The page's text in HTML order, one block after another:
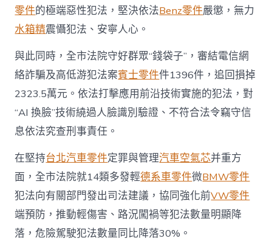
零件的極端惡性犯法，堅決依法Benz零件嚴懲，無力
水箱精震懾犯法、安寧人心。
與此同時，全市法院守好群眾“錢袋子”，審結電信網
絡詐騙及高低游犯法案賓士零件件1396件，追回損掉
2323.5萬元。依法打擊應用前沿技術實施的犯法，對
“AI 換臉”技術繞過人臉識別驗證、不符合法令竊守信
息依法究查刑事責任。
在堅持台北汽車零件定罪與管理汽車空氣芯并重方
面，全市法院就14類多發輕德系車零件微BMW零件
犯法向有關部門發出司法建議，協同強化前VW零件
端預防，推動輕傷害、路況闖禍等犯法數量明顯降
落，危險駕駛犯法數量同比降落30%。